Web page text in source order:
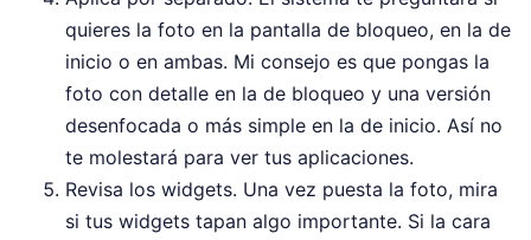
quieres la foto en la pantalla de bloqueo, en la de
inicio o en ambas. Mi consejo es que pongas la
foto con detalle en la de bloqueo y una versión
desenfocada o más simple en la de inicio. Así no
te molestará para ver tus aplicaciones.
Revisa los widgets. Una vez puesta la foto, mira
si tus widgets tapan algo importante. Si la cara